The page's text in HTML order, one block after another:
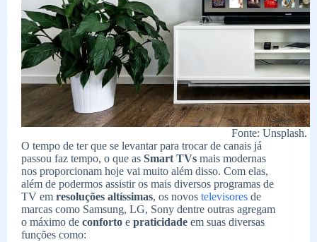
Fonte: Unsplash.
O tempo de ter que se levantar para trocar de canais já
passou faz tempo, o que as Smart TVs mais modernas
nos proporcionam hoje vai muito além disso. Com elas,
além de podermos assistir os mais diversos programas de
TV em resoluções altíssimas, os novos televisores de
marcas como Samsung, LG, Sony dentre outras agregam
o máximo de conforto e praticidade em suas diversas
funções como: